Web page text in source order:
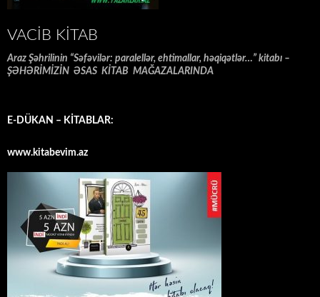
VACIB KITAB
Araz Şəhrilinin “Səfəvilər: paralellər, ehtimallar, həqiqətlər…” kitabı –
ŞƏHƏRİMİZİN ƏSAS KİTAB MAĞAZALARINDA
E-DÜKAN – KİTABLAR:
www.kitabevim.az